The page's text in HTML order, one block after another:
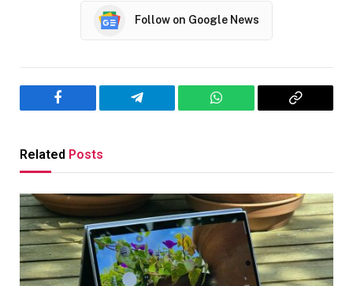
Follow on Google News
Facebook Telegram WhatsApp
Copy
Related Posts